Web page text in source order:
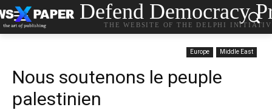
Defend Democracy
THE WEBSITE OF THE DELPHI
Europe Middle East
Nous soutenons le peuple
palestinien